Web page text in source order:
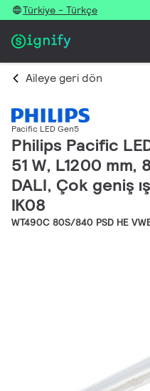
Türkiye - Türkçe
Aileye geri dön
Pacific LED Gen5
Philips Pacific
51 W, L1200
DALI, Çok geniş
IK08
WT490C 80S/840 PSD HE